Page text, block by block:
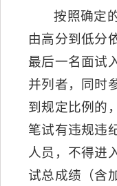
按照确定
由高分到低分
最后一名面试
并列者，同时
到规定比例的
笔试有违规违
人员，不得进
试总成绩（含